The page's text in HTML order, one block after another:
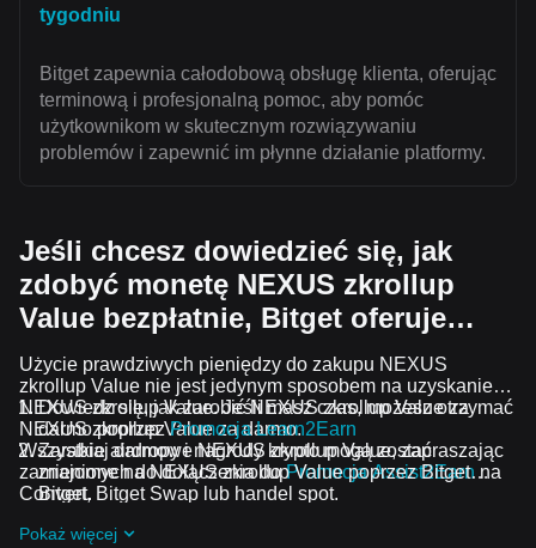
tygodniu
Bitget zapewnia całodobową obsługę klienta, oferując
terminową i profesjonalną pomoc, aby pomóc
użytkownikom w skutecznym rozwiązywaniu
problemów i zapewnić im płynne działanie platformy.
Jeśli chcesz dowiedzieć się, jak
zdobyć monetę NEXUS zkrollup
Value bezpłatnie, Bitget oferuje…
Użycie prawdziwych pieniędzy do zakupu NEXUS
zkrollup Value nie jest jedynym sposobem na uzyskanie
NEXUS zkrollup Value. Jeśli masz czas, możesz otrzymać
NEXUS zkrollup Value za darmo.
Dowiedz się, jak zarobić NEXUS zkrollup Value za
darmo poprzezPromocja Learn2Earn
Zarabiaj darmowe NEXUS zkrollup Value, zapraszając
znajomych do dołączenia doPromocja Assist2Earnna
Bitget.
dołączając do
Wszystkie airdropy i nagrody krypto mogą zostać
zamienione na NEXUS zkrollup Value poprzez Bitget
Convert, Bitget Swap lub handel spot.
Pokaż więcej